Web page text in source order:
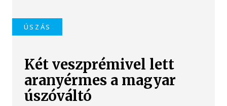
ÚSZÁS
Két veszprémivel lett
aranyérmes a magyar
úszóváltó